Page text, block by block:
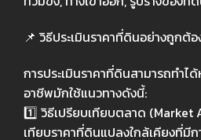
📌 วิธีประเมินราคาที่ดินอย่างถูกต้อ
การประเมินราคาที่ดินสามารถทำไ
อาชีพมักใช้แนวทางดังนี้:
1️⃣ วิธีเปรียบเทียบตลาด (Market
เทียบราคาที่ดินแปลงใกล้เคียงที่มีก